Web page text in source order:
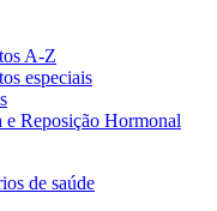
A-Z
especiais
e Reposição Hormonal
de saúde